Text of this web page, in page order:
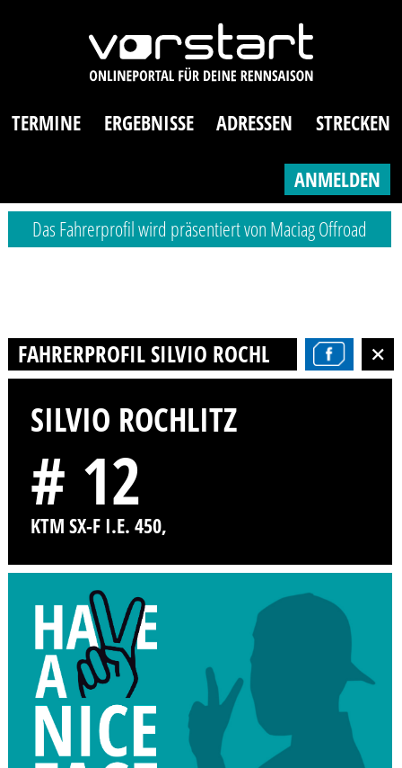
TERMINE ERGEBNISSE ADRESSEN STRECKEN
ANMELDEN
Das Fahrerprofil wird präsentiert von Maciag Offroad
FAHRERPROFIL SILVIO ROCHLITZ
SILVIO ROCHLITZ
# 12
KTM SX-F I.E. 450,